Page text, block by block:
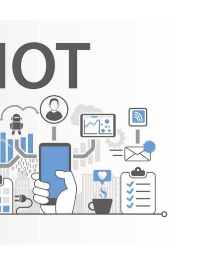
小米为何改变智能生活？除了
强大核心竞争力，这两大原因
也是关键
2015年，小米首次披露IoT战略，最初是希望以手
机为核心连接所有的设备。后来通过6年的发展，
小米从许多方面改变了消费者的购物习惯与数码
产品甚至其它生活用品市场。 小米上市前夕，雷
军曾经承诺，小米每年整体硬件业务的综合净利
率永远不会超过5%。因此小米的产品也成为了大
众的首选。据统计，IoT平台已连接的IoT设备数
在除去手机和笔记本电脑的情况下，达到两亿多
台；拥有五件及以上已连接到IoT平台上产品（不
扫描二维码继续阅读
立刻支付
立刻支付